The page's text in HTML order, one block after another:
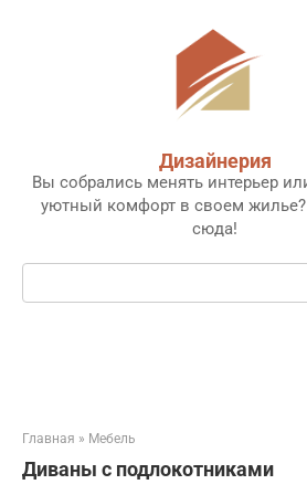
Дизайнерия
Вы собрались менять интерьер
уютный комфорт в своем жилье?
сюда!
Поиск:
Главная » Мебель
Диваны с подлокотниками